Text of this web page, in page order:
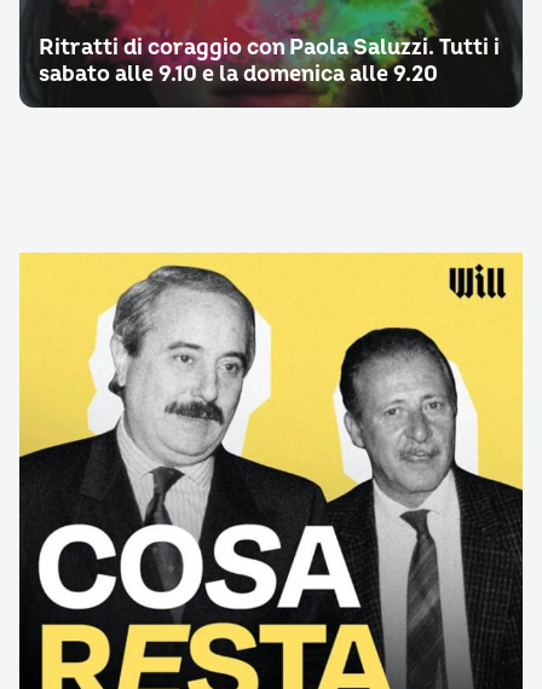
Ritratti di coraggio con Paola Saluzzi. Tutti i
sabato alle 9.10 e la domenica alle 9.20